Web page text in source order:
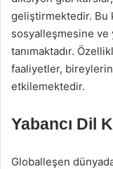
geliştirmektedir. Bu
sosyalleşmesine ve
tanımaktadır.
faaliyetler, bireylerin
etkilemektedir.
Yabancı Dil
Globalleşen